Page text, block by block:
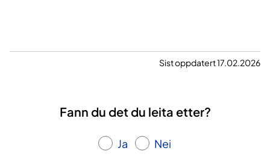
Sist oppdatert 17.02.2026
Fann du det du leita etter?
Ja Nei